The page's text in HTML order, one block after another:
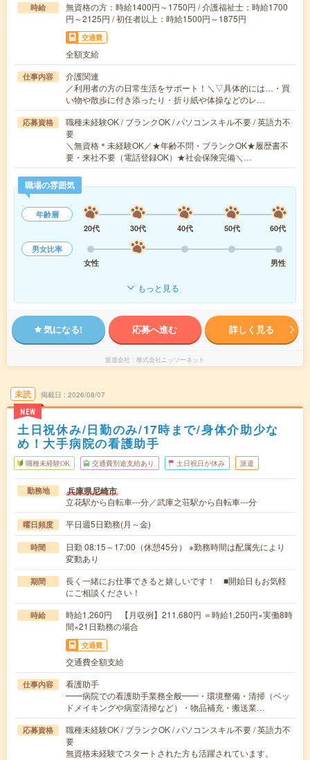
時給
無資格の方：時給1400円～1750円 / 介護福祉士：時給1700
円～2125円 / 初任者以上：時給1500円～1875円
交通費
全額支給
仕事内容
介護関連
／利用者の方の日常生活をサポート！＼▽具体的には…・買
い物や散歩に付き添ったり・折り紙や体操などのレ…
応募資格
職種未経験OK / ブランクOK / パソコンスキル不要 / 英語力不
要
＼無資格＊未経験OK／★年齢不問・ブランクOK★履歴書不
要・来社不要（電話登録OK）★社会保険完備＼…
職場の雰囲気
年齢層
20代
30代 40代 50代
60代
男女比率
女性
男性
もっと見る
気になる! 応募へ進む 詳しく見る
派遣会社 株式会社ニッソーネット
未読
NEW
掲載日 2026/08/07
土日祝休み/日勤のみ/17時まで/身体介助少な
め！大手病院の看護助手
職種未経験OK 交通費別途支給あり 土日祝日が休み 派遣
勤務地 兵庫県尼崎市
立花駅から自転車---分／武庫之荘駅から自転車---分
曜日頻度 平日週5日勤務(月～金)
時間
日勤 08:15～17:00（休憩45分） ※勤務時間は配属先により
変動あり
期間
長く一緒にお仕事できると嬉しいです！ ■開始日もお気軽
にご相談ください！
時給
時給1,260円 【月収例】211,680円 ＝時給1,250円×実働8時
間×21日勤務の場合
交通費
交通費全額支給
仕事内容
看護助手
━━病院での看護助手業務全般━━・環境整備・清掃（ベッ
ドメイキングや病室清掃など）・物品補充・搬送業…
応募資格
職種未経験OK / ブランクOK / パソコンスキル不要 / 英語力不
要
無資格未経験でスタートされた方も活躍されています。